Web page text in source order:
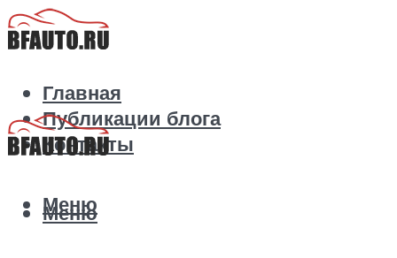
Главная
Публикации блога
Контакты
Меню
Меню